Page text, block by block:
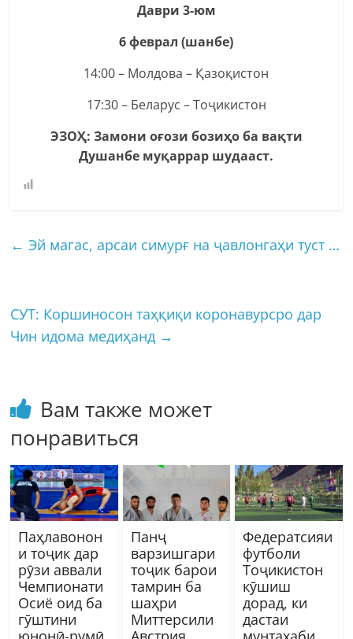
Даври 3-юм
6 феврал (шанбе)
14:00 – Молдова – Қазоқистон
17:30 – Беларус – Тоҷикистон
ЭЗОҲ: Замони оғози бозиҳо ба вақти
Душанбе муқаррар шудааст.
← Эй магас, арсаи симурғ на ҷавлонгаҳи туст …
СУТ: Коршиносон таҳқиқи коронавурсро дар
Чин идома медиҳанд →
Вам также может
понравиться
Паҳлавонон
и тоҷик дар
рӯзи аввали
Чемпионати
Осиё оид ба
гӯштини
Панҷ
варзишгари
тоҷик барои
тамрин ба
шаҳри
Миттерсили
Федератсияи
футболи
Тоҷикистон
кӯшиш
дорад, ки
дастаи